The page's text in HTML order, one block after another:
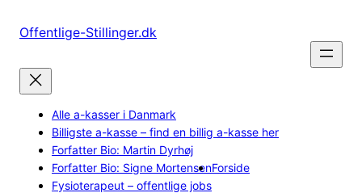
Offentlige-Stillinger.dk
Alle a-kasser i Danmark
Billigste a-kasse – find en billig a-kasse her
Forfatter Bio: Martin Dyrhøj
Forfatter Bio: Signe MortensenForside
Fysioterapeut – offentlige jobs